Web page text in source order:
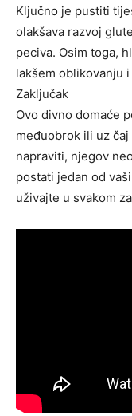
Ključno je pustiti
olakšava razvoj
peciva. Osim toga,
lakšem oblikovanju
Zaključak
Ovo divno domaće
međuobrok ili uz
napraviti, njegov
postati jedan od
uživajte u svakom